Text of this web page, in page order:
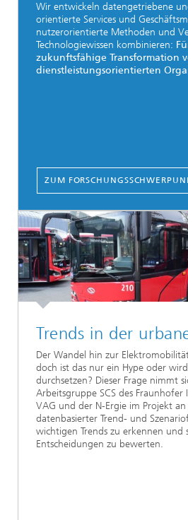
Wir entwickeln datengetriebene
orientierte Services und
nutzerorientierte Methoden und
Technologiewissen kombinieren:
zukunftsfähige Transformation
dienstleistungsorientierten
ZUM
Trends in der
Der Wandel hin zur
doch ist das nur ein Hype oder
durchsetzen? Dieser Frage nimmt
Arbeitsgruppe SCS des Fraunhofer
VAG und der N-Ergie im Projekt
datenbasierter Trend- und
wichtigen Trends zu erkennen und
Entscheidungen zu bewerten.